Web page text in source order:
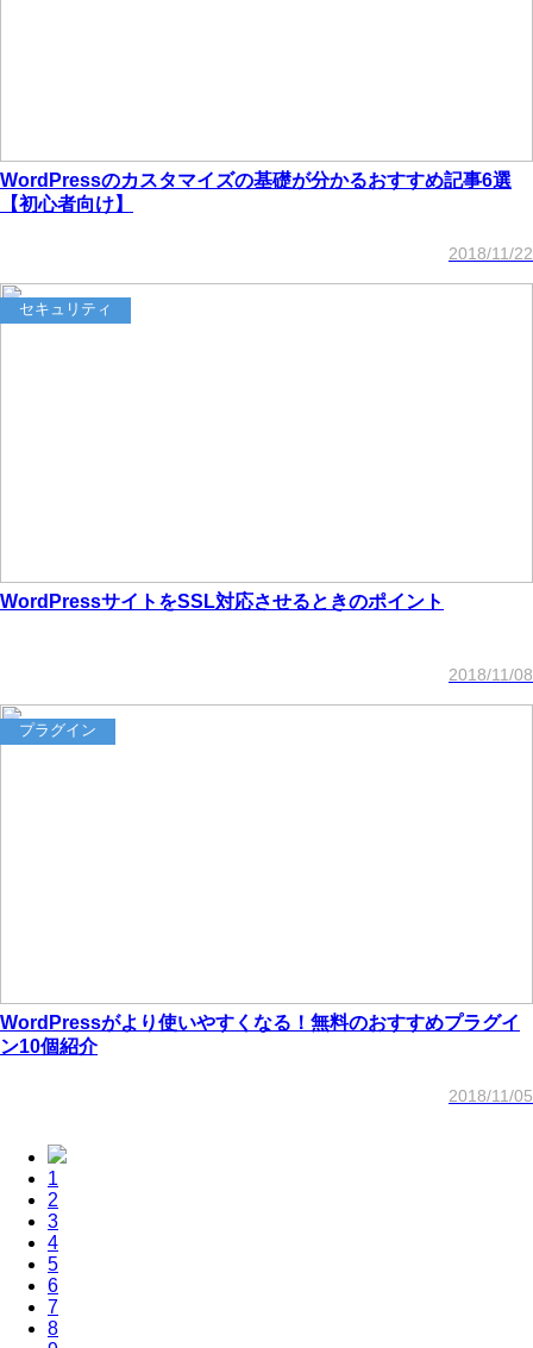
WordPressのカスタマイズの基礎が分かるおすすめ記事6選
【初心者向け】
2018/11/22
セキュリティ
WordPressサイトをSSL対応させるときのポイント
2018/11/08
プラグイン
WordPressがより使いやすくなる！無料のおすすめプラグイ
ン10個紹介
2018/11/05
1
2
3
4
5
6
7
8